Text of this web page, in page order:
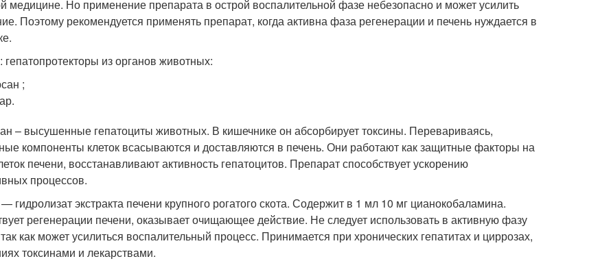
медицине. Но применение препарата в острой воспалительной фазе небезопасно и может усилить
Поэтому рекомендуется применять препарат, когда активна фаза регенерации и печень нуждается в
гепатопротекторы из органов животных:
;
– высушенные гепатоциты животных. В кишечнике он абсорбирует токсины. Перевариваясь,
компоненты клеток всасываются и доставляются в печень. Они работают как защитные факторы на
печени, восстанавливают активность гепатоцитов. Препарат способствует ускорению
процессов.
гидролизат экстракта печени крупного рогатого скота. Содержит в 1 мл 10 мг цианокобаламина.
регенерации печени, оказывает очищающее действие. Не следует использовать в активную фазу
как может усилиться воспалительный процесс. Принимается при хронических гепатитах и циррозах,
токсинами и лекарствами.